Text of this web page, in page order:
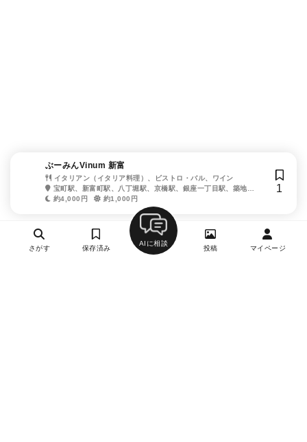
ぶーみんVinum 新富
イタリアン（イタリア料理）、ビストロ・バル、ワイン
宝町駅、新富町駅、八丁堀駅、京橋駅、銀座一丁目駅、築地
駅、東銀座駅
約4,000円 約1,000円
1
さがす 保存済み
AIに相談
投稿 マイページ